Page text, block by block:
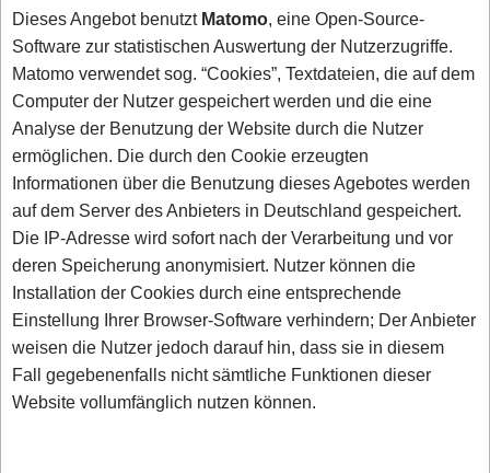
Dieses Angebot benutztMatomo, eine Open-Source-
Software zur statistischen Auswertung der Nutzerzugriffe.
Matomo verwendet sog. “Cookies”, Textdateien, die auf dem
Computer der Nutzer gespeichert werden und die eine
Analyse der Benutzung der Website durch die Nutzer
ermöglichen. Die durch den Cookie erzeugten
Informationen über die Benutzung dieses Agebotes werden
auf dem Server des Anbieters in Deutschland gespeichert.
Die IP-Adresse wird sofort nach der Verarbeitung und vor
deren Speicherung anonymisiert. Nutzer können die
Installation der Cookies durch eine entsprechende
Einstellung Ihrer Browser-Software verhindern; Der Anbieter
weisen die Nutzer jedoch darauf hin, dass sie in diesem
Fall gegebenenfalls nicht sämtliche Funktionen dieser
Website vollumfänglich nutzen können.